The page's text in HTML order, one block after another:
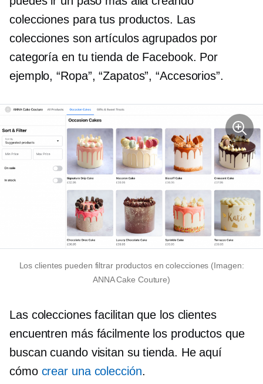
colecciones para tus productos. Las
colecciones son artículos agrupados por
categoría en tu tienda de Facebook. Por
ejemplo, “Ropa”, “Zapatos”, “Accesorios”.
Los clientes pueden filtrar productos en colecciones (Imagen:
ANNA Cake Couture)
Las colecciones facilitan que los clientes
encuentren más fácilmente los productos que
buscan cuando visitan su tienda. He aquí
cómo crear una colección.